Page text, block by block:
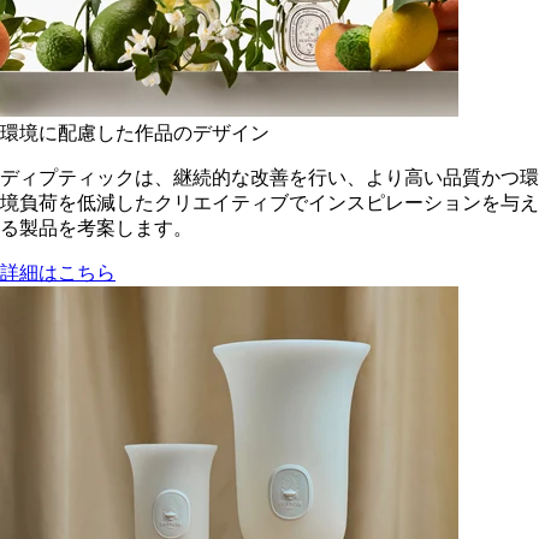
環境に配慮した作品のデザイン
ディプティックは、継続的な改善を行い、より高い品質かつ環
境負荷を低減した​クリエイティブでインスピレーションを与え
る製品を考案します。
詳細はこちら